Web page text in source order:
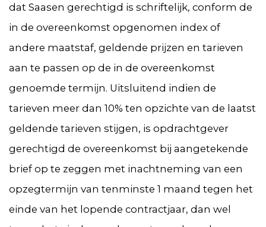
dat Saasen gerechtigd is schriftelijk, conform de
in de overeenkomst opgenomen index of
andere maatstaf, geldende prijzen en tarieven
aan te passen op de in de overeenkomst
genoemde termijn. Uitsluitend indien de
tarieven meer dan 10% ten opzichte van de laatst
geldende tarieven stijgen, is opdrachtgever
gerechtigd de overeenkomst bij aangetekende
brief op te zeggen met inachtneming van een
opzegtermijn van tenminste 1 maand tegen het
einde van het lopende contractjaar, dan wel